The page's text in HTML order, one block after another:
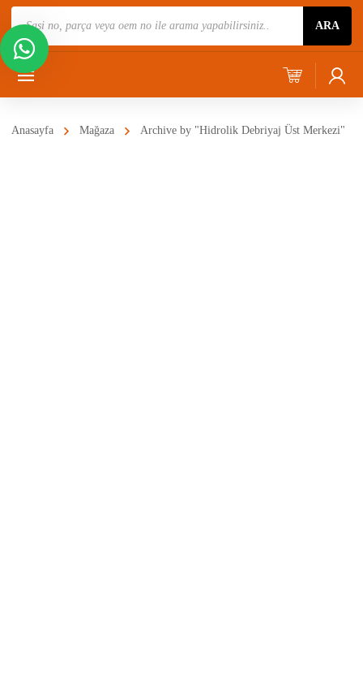
Ara
ARA
Anasayfa Mağaza Archive by "Hidrolik Debriyaj Üst Merkezi"